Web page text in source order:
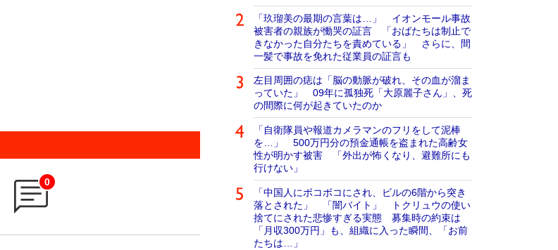
0
「玖瑠美の最期の言葉は…」 イオンモール事故
被害者の親族が慟哭の証言 「おばたちは制止で
きなかった自分たちを責めている」 さらに、間
一髪で事故を免れた従業員の証言も
左目周囲の痣は「脳の動脈が破れ、その血が溜ま
っていた」 09年に孤独死「大原麗子さん」、死
の間際に何が起きていたのか
「自衛隊員や報道カメラマンのフリをして泥棒
を…」 500万円分の預金通帳を盗まれた高齢女
性が明かす被害 「外出が怖くなり、避難所にも
行けない」
「中国人にボコボコにされ、ビルの6階から突き
落とされた」 「闇バイト」 トクリュウの使い
捨てにされた悲惨すぎる実態 募集時の約束は
「月収300万円」も、組織に入った瞬間、「お前
たちは…」